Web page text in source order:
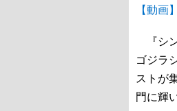
【動
『シ
ゴジラ
ストが
門に輝